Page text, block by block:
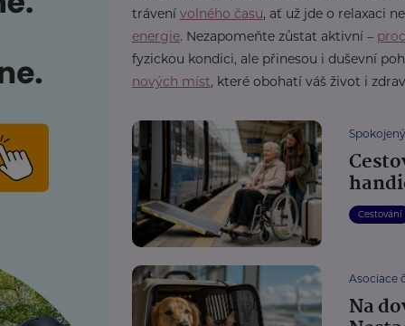
trávení volného času, ať už jde o relaxaci
energie. Nezapomeňte zůstat aktivní –
fyzickou kondici, ale přinesou i duševní
nových míst, které obohatí váš život i
Cestování
Asociace
Na